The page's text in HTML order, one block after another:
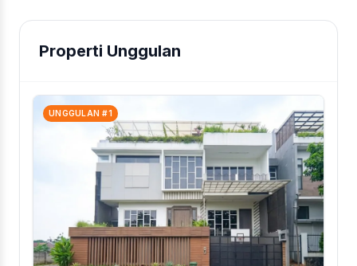
Properti Unggulan
UNGGULAN #1